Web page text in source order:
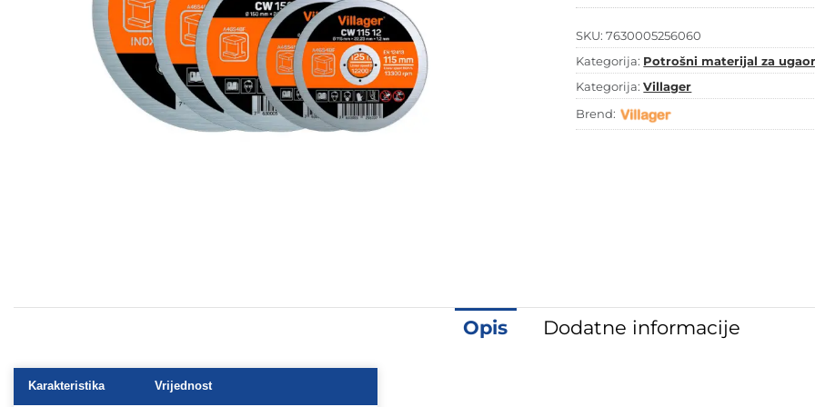
SKU:7630005256060
Kategorija: Potrošni materijal za
Kategorija:Villager
Brend:
Opis Dodatne informacije
Karakteristika Vrijednost